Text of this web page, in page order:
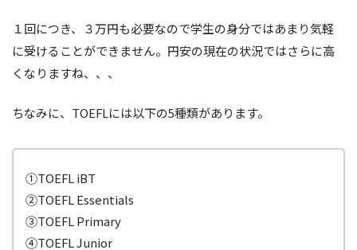
１回につき、３万円も必要なので学生の身分ではあまり気軽
に受けることができません。円安の現在の状況ではさらに高
くなりますね、、、
ちなみに、TOEFLには以下の5種類があります。
①TOEFL iBT
②TOEFL Essentials
③TOEFL Primary
④TOEFL Junior